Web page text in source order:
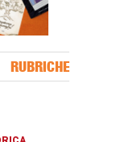
RUBRICHE